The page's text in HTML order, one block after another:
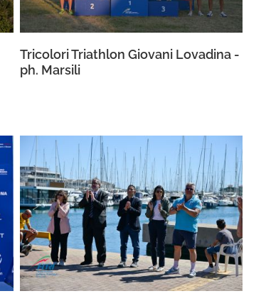
Tricolori Triathlon Giovani Lovadina -
ph. Marsili